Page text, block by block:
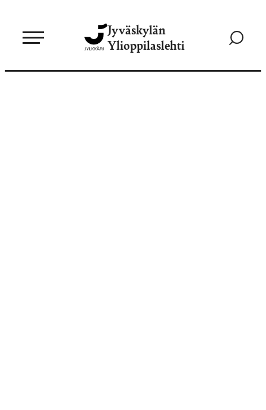
sisältöön
Jyväskylän
Ylioppilaslehti
Siirry